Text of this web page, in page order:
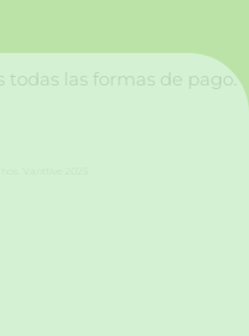
todas las formas de pago.